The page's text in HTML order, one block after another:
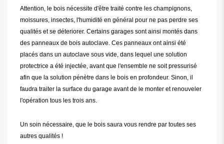
Attention, le bois nécessite d'être traité contre les champignons,
moissures, insectes, l'humidité en général pour ne pas perdre ses
qualités et se déteriorer. Certains garages sont ainsi montés dans
des panneaux de bois autoclave. Ces panneaux ont ainsi été
placés dans un autoclave sous vide, dans lequel une solution
protectrice a été injectée, avant que l'ensemble ne soit pressurisé
afin que la solution pénètre dans le bois en profondeur. Sinon, il
faudra traiter la surface du garage avant de le monter et renouveler
l'opération tous les trois ans.
Un soin nécessaire, que le bois saura vous rendre par toutes ses
autres qualités !